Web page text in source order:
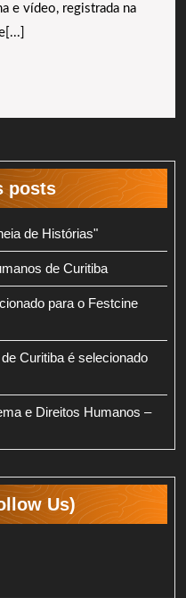
e vídeo, registrada na
posts
de Histórias"
de Curitiba
para o Festcine
Curitiba é selecionado
e Direitos Humanos –
Us)